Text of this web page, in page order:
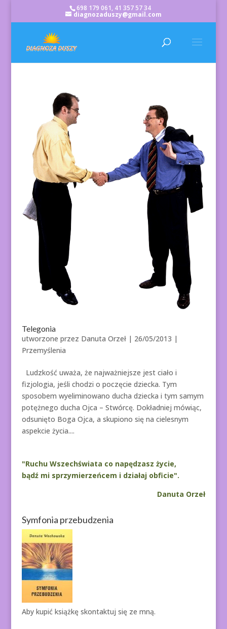
698 179 061, 41 357 57 34
diagnozaduszy@gmail.com
Telegonia
utworzone przez Danuta Orzeł| 26/05/2013 |
Przemyślenia
Ludzkość uważa, że najważniejsze jest ciało i
fizjologia, jeśli chodzi o poczęcie dziecka. Tym
sposobem wyeliminowano ducha dziecka i tym samym
potężnego ducha Ojca – Stwórcę. Dokładniej mówiąc,
odsunięto Boga Ojca, a skupiono się na cielesnym
aspekcie życia....
"Ruchu Wszechświata co napędzasz życie,
bądź mi sprzymierzeńcem i działaj obficie".
Danuta Orzeł
Symfonia przebudzenia
Aby kupić książkę skontaktuj się ze mną.